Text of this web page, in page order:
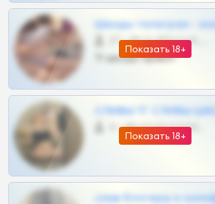
Показать 18+
Шкоды телеграм -
27 •
Тг шкоды приват
Показать 18+
СЛИВЫ ТГ СЛИВЫ
0 •
слив блогерш и